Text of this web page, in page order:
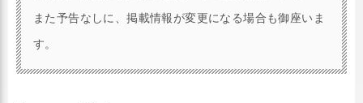
また予告なしに、掲載情報が変更になる場合も御座いま
す。